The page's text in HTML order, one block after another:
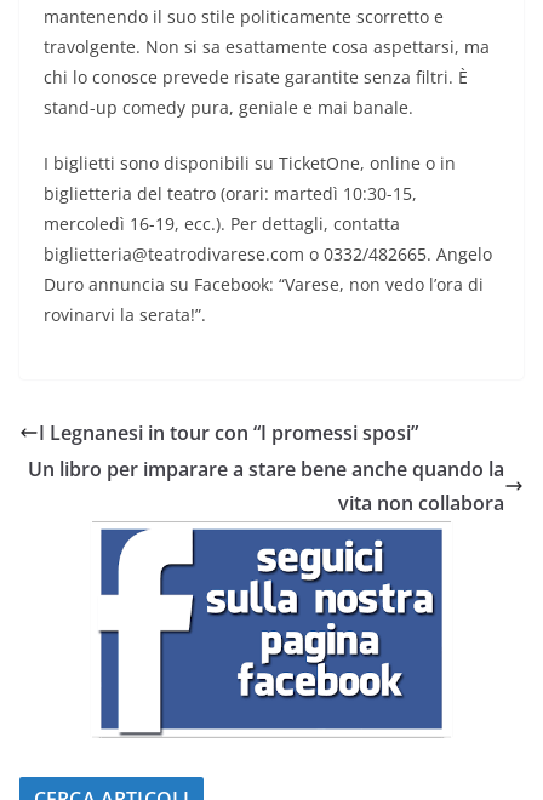
mantenendo il suo stile politicamente scorretto e
travolgente. Non si sa esattamente cosa aspettarsi, ma
chi lo conosce prevede risate garantite senza filtri. È
stand-up comedy pura, geniale e mai banale.
I biglietti sono disponibili su TicketOne, online o in
biglietteria del teatro (orari: martedì 10:30-15,
mercoledì 16-19, ecc.). Per dettagli, contatta
biglietteria@teatrodivarese.com o 0332/482665. Angelo
Duro annuncia su Facebook: “Varese, non vedo l’ora di
rovinarvi la serata!”.
I Legnanesi in tour con “I promessi sposi”
Un libro per imparare a stare bene anche quando la
vita non collabora